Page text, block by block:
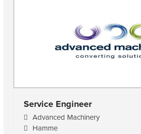
Service Engineer
Advanced Machinery
Hamme